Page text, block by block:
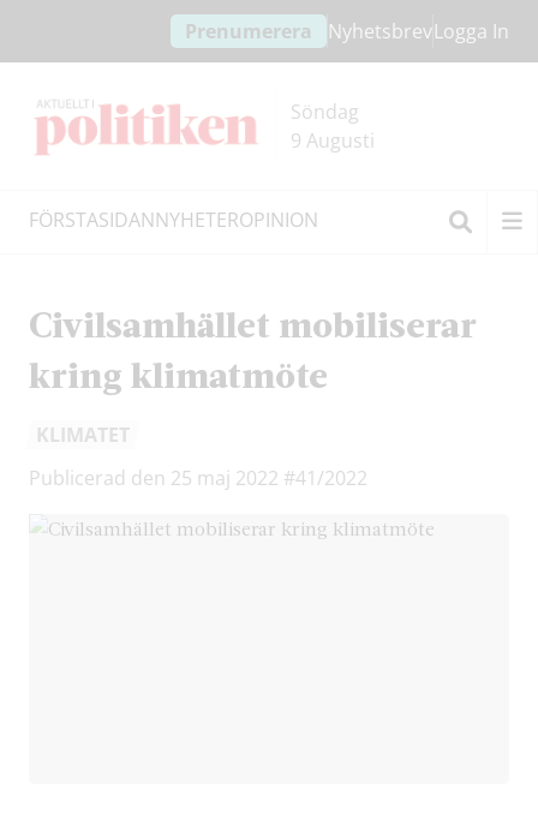
innehållet
headern
Prenumerera NyhetsbrevLogga In
Söndag
9 Augusti
FÖRSTASIDANNYHETEROPINION
Civilsamhället mobiliserar
kring klimatmöte
KLIMATET
Publicerad den 25 maj 2022 #41/2022